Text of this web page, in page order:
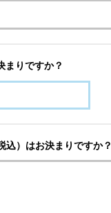
まりですか？
込）はお決まりですか？